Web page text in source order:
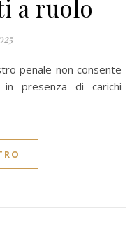
a ruolo
in presenza di carichi